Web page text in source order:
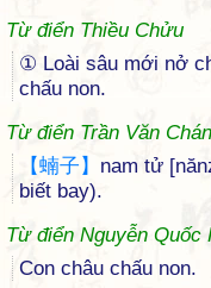
Từ điển Thiều Chửu
① Loài sâu mới nở
chấu non.
Từ điển Trần Văn
【蝻子 】 nam tử
biết bay).
Từ điển Nguyễn Quốc
Con châu chấu non.